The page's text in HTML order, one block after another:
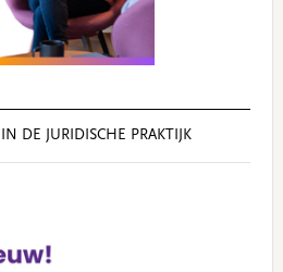
DE JURIDISCHE PRAKTIJK